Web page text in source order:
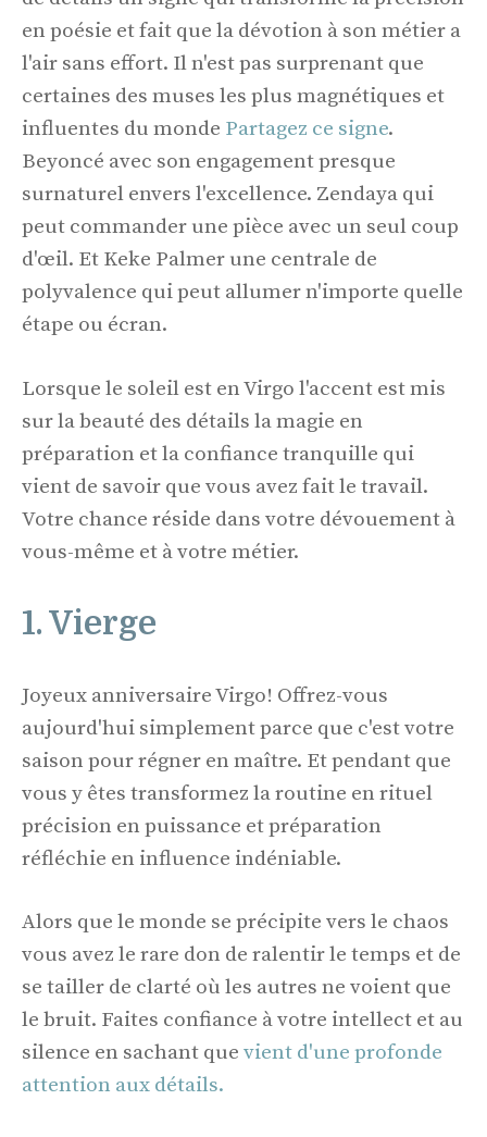
en poésie et fait que la dévotion à son métier a
l'air sans effort. Il n'est pas surprenant que
certaines des muses les plus magnétiques et
influentes du monde Partagez ce signe.
Beyoncé avec son engagement presque
surnaturel envers l'excellence. Zendaya qui
peut commander une pièce avec un seul coup
d'œil. Et Keke Palmer une centrale de
polyvalence qui peut allumer n'importe quelle
étape ou écran.
Lorsque le soleil est en Virgo l'accent est mis
sur la beauté des détails la magie en
préparation et la confiance tranquille qui
vient de savoir que vous avez fait le travail.
Votre chance réside dans votre dévouement à
vous-même et à votre métier.
1. Vierge
Joyeux anniversaire Virgo! Offrez-vous
aujourd'hui simplement parce que c'est votre
saison pour régner en maître. Et pendant que
vous y êtes transformez la routine en rituel
précision en puissance et préparation
réfléchie en influence indéniable.
Alors que le monde se précipite vers le chaos
vous avez le rare don de ralentir le temps et de
se tailler de clarté où les autres ne voient que
le bruit. Faites confiance à votre intellect et au
silence en sachant que vient d'une profonde
attention aux détails.